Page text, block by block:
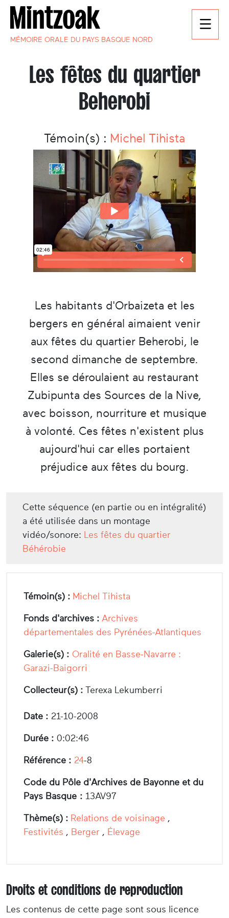
MÉMOIRE ORALE DU PAYS BASQUE NORD
Les fêtes du quartier
Beherobi
Témoin(s) : Michel Tihista
Les habitants d'Orbaizeta et les
bergers en général aimaient venir
aux fêtes du quartier Beherobi, le
second dimanche de septembre.
Elles se déroulaient au restaurant
Zubipunta des Sources de la Nive,
avec boisson, nourriture et musique
à volonté. Ces fêtes n'existent plus
aujourd'hui car elles portaient
préjudice aux fêtes du bourg.
Cette séquence (en partie ou en intégralité)
a été utilisée dans un montage
vidéo/sonore: Les fêtes du quartier
Béhérobie
Témoin(s) : Michel Tihista
Fonds d'archives : Archives
départementales des Pyrénées-Atlantiques
Galerie(s) : Oralité en Basse-Navarre :
Garazi-Baigorri
Collecteur(s) : Terexa Lekumberri
Date : 21-10-2008
Durée : 0:02:46
Référence : 24-8
Code du Pôle d'Archives de Bayonne et du
Pays Basque : 13AV97
Thème(s) : Relations de voisinage ,
Festivités , Berger , Élevage
Droits et conditions de reproduction
Les contenus de cette page sont sous licence